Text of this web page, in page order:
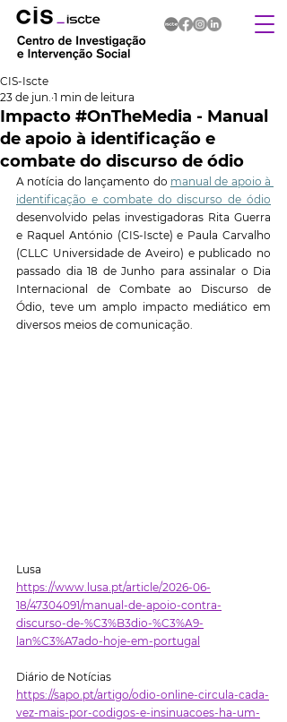
Impacto #OnTheMedia - Manual
de apoio à identificação e
combate do discurso de ódio
CIS-Iscte
23 de jun. 1 min de leitura
A notícia do lançamento do manual de apoio à
identificação e combate do discurso de ódio
desenvolvido pelas investigadoras Rita Guerra
e Raquel António (CIS-Iscte) e Paula Carvalho
(CLLC Universidade de Aveiro) e publicado no
passado dia 18 de Junho para assinalar o Dia
Internacional de Combate ao Discurso de
Ódio, teve um amplo impacto mediático em
diversos meios de comunicação.
Lusa
https://www.lusa.pt/article/2026-06-
18/47304091/manual-de-apoio-contra-
discurso-de-%C3%B3dio-%C3%A9-
lan%C3%A7ado-hoje-em-portugal
Diário de Notícias
https://sapo.pt/artigo/odio-online-circula-cada-
vez-mais-por-codigos-e-insinuacoes-ha-um-